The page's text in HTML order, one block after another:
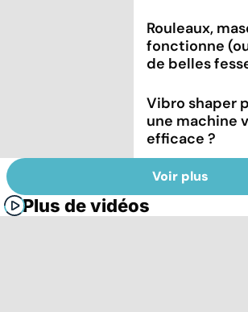
Rouleaux,
fonctionne
de belles
Vibro shaper
une machine
efficace ?
Voir plus
Plus de vidéos